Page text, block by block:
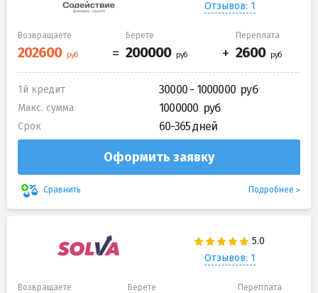
Отзывов: 1
Возвращаете Берете Переплата
1й кредит 30000 - 1000000
Макс. сумма 1000000
Срок 60-365 дней
Оформить заявку
Сравнить Подробнее
Отзывов: 1
Возвращаете Берете Переплата